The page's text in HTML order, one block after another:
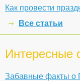
Как провести
Все статьи
Интересные
Забавные факты о